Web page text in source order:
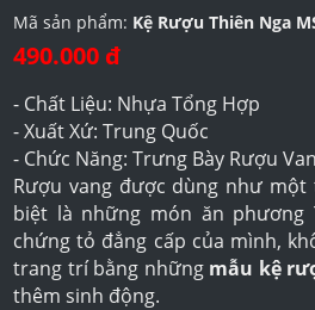
Mã sản phẩm: Kệ Rượu Thiên Nga
490.000 đ
- Chất Liệu: Nhựa Tổng Hợp
- Xuất Xứ: Trung Quốc
- Chức Năng: Trưng Bày Rượu
Rượu vang được dùng như
biệt là những món ăn phương
chứng tỏ đẳng cấp của mình,
trang trí bằng những mẫu kệ
thêm sinh động.